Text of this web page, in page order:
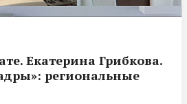
Екатерина Грибкова.
региональные